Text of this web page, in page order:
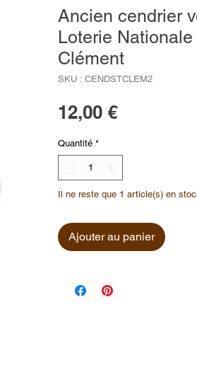
Ancien cendrier
Loterie
Clément
SKU : CENDSTCLEM2
12,00 €Prix
Quantité *
Il ne reste que 1 article(s) en
Ajouter au panier